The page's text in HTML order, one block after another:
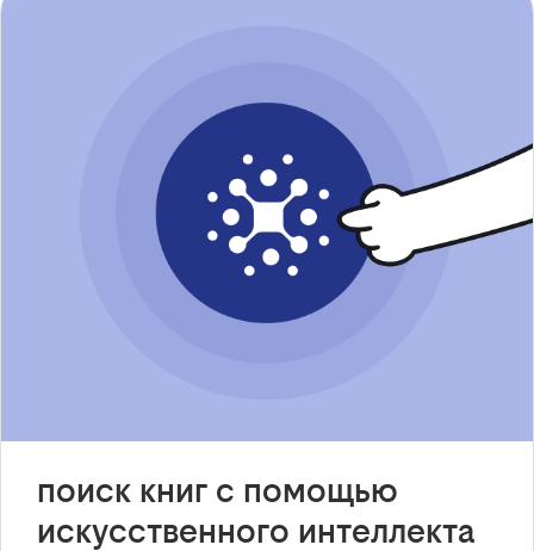
поиск книг с помощью
искусственного интеллекта